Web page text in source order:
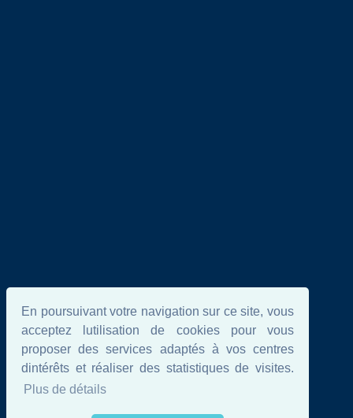
En poursuivant votre navigation sur ce site, vous
acceptez lutilisation de cookies pour vous
proposer des services adaptés à vos centres
dintérêts et réaliser des statistiques de visites.
Plus de détails